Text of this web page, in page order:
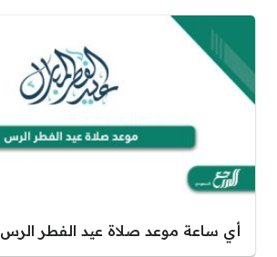
أي ساعة موعد صلاة عيد الفطر الرس 2026 – 1447